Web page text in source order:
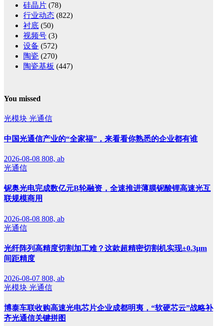
硅晶片 (78)
行业动态 (822)
衬底 (50)
视频号 (3)
设备 (572)
陶瓷 (270)
陶瓷基板 (447)
You missed
光模块 光通信
中国光通信产业的“全家福”，来看看你熟悉的企业都有谁
2026-08-08 808, ab
光通信
铌奥光电完成数亿元B轮融资，全速推进薄膜铌酸锂高速光互
联规模商用
2026-08-08 808, ab
光通信
光纤阵列高精度切割加工难？这款超精密切割机实现±0.3μm
间距精度
2026-08-07 808, ab
光模块 光通信
博泰车联收购高速光电芯片企业成都明夷，“软硬芯云”战略补
齐光通信关键拼图